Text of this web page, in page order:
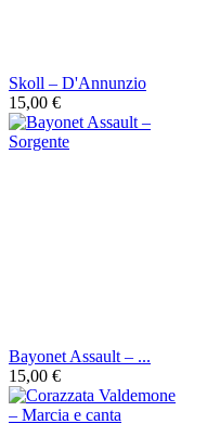
Skoll ‎– D'Annunzio
15,00 €
Bayonet Assault ‎– ...
15,00 €